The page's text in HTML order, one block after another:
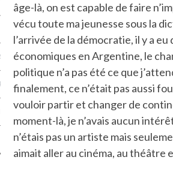
âge-là, on est capable de faire
vécu toute ma jeunesse sous la
l’arrivée de la démocratie, il y a
économiques en Argentine, le
politique n’a pas été ce que
finalement, ce n’était pas aussi
vouloir partir et changer de
moment-là, je n’avais aucun
n’étais pas un artiste mais
aimait aller au cinéma, au théâtre